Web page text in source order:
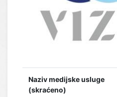
Naziv medijske usluge
(skraćeno)